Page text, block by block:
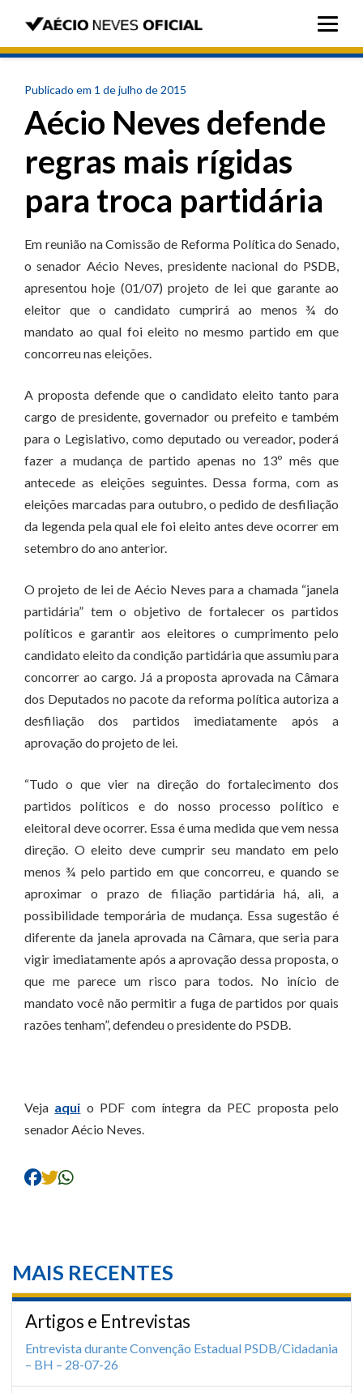
Publicado em 1 de julho de 2015
Aécio Neves defende
regras mais rígidas
para troca partidária
Em reunião na Comissão de Reforma Política do Senado,
o senador Aécio Neves, presidente nacional do PSDB,
apresentou hoje (01/07) projeto de lei que garante ao
eleitor que o candidato cumprirá ao menos ¾ do
mandato ao qual foi eleito no mesmo partido em que
concorreu nas eleições.
A proposta defende que o candidato eleito tanto para
cargo de presidente, governador ou prefeito e também
para o Legislativo, como deputado ou vereador, poderá
fazer a mudança de partido apenas no 13º mês que
antecede as eleições seguintes. Dessa forma, com as
eleições marcadas para outubro, o pedido de desfiliação
da legenda pela qual ele foi eleito antes deve ocorrer em
setembro do ano anterior.
O projeto de lei de Aécio Neves para a chamada “janela
partidária” tem o objetivo de fortalecer os partidos
políticos e garantir aos eleitores o cumprimento pelo
candidato eleito da condição partidária que assumiu para
concorrer ao cargo. Já a proposta aprovada na Câmara
dos Deputados no pacote da reforma política autoriza a
desfiliação dos partidos imediatamente após a
aprovação do projeto de lei.
“Tudo o que vier na direção do fortalecimento dos
partidos políticos e do nosso processo político e
eleitoral deve ocorrer. Essa é uma medida que vem nessa
direção. O eleito deve cumprir seu mandato em pelo
menos ¾ pelo partido em que concorreu, e quando se
aproximar o prazo de filiação partidária há, ali, a
possibilidade temporária de mudança. Essa sugestão é
diferente da janela aprovada na Câmara, que seria para
vigir imediatamente após a aprovação dessa proposta, o
que me parece um risco para todos. No início de
mandato você não permitir a fuga de partidos por quais
razões tenham”, defendeu o presidente do PSDB.
Veja aqui o PDF com íntegra da PEC proposta pelo
senador Aécio Neves.
MAIS RECENTES
Artigos e Entrevistas
Entrevista durante Convenção Estadual PSDB/Cidadania
– BH – 28-07-26